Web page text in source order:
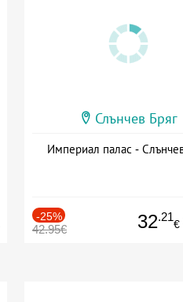
Слънчев Бряг
Империал палас -
-25%
42.95€ 32.21
€